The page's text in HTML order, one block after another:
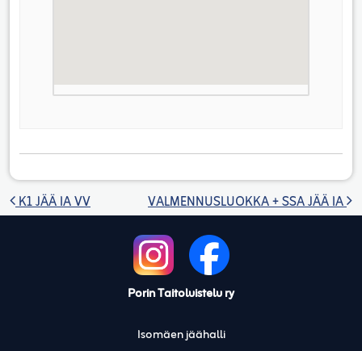
Artikkelien selaus
K1 JÄÄ IA VV VALMENNUSLUOKKA + SSA JÄÄ IA
Porin Taitoluistelu ry
Isomäen jäähalli